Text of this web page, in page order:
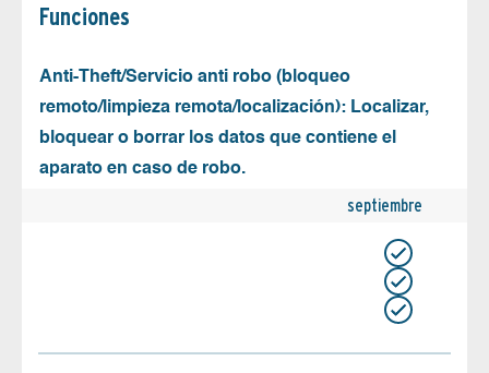
Funciones
Anti-Theft/Servicio anti robo (bloqueo
remoto/limpieza remota/localización): Localizar,
bloquear o borrar los datos que contiene el
aparato en caso de robo.
septiembre